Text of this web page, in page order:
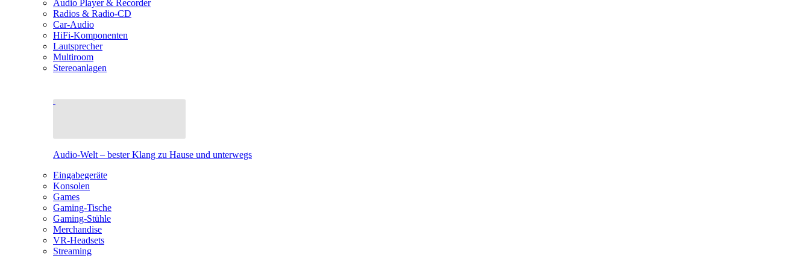
Audio Player & Recorder
Radios & Radio-CD
Car-Audio
HiFi-Komponenten
Lautsprecher
Multiroom
Stereoanlagen
Audio-Welt – bester Klang zu Hause und unterwegs
Eingabegeräte
Konsolen
Games
Gaming-Tische
Gaming-Stühle
Merchandise
VR-Headsets
Streaming